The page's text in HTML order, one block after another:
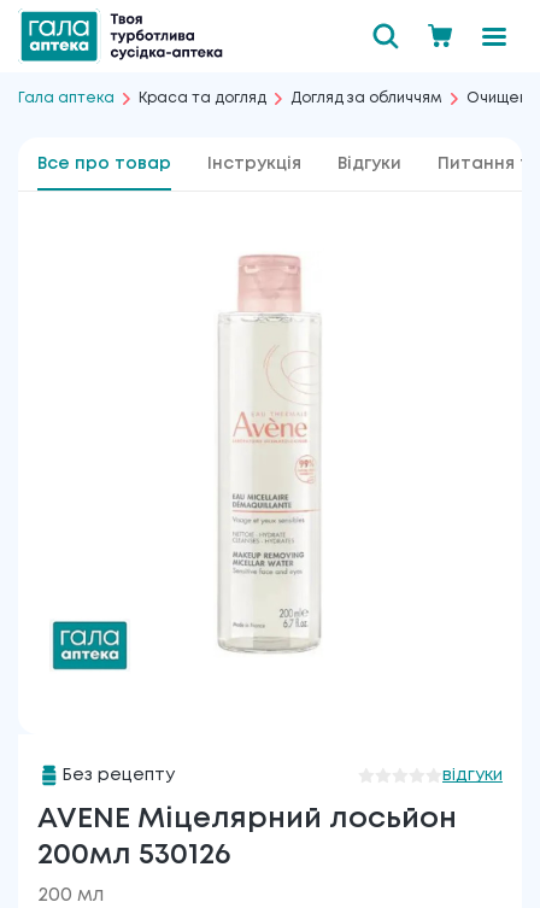
Гала аптека Краса та догляд Догляд за обличчям
Все про товар Інструкція Відгуки Питання та
Без рецепту відгуки
AVENE Міцелярний лосьйон
200мл 530126
200 мл